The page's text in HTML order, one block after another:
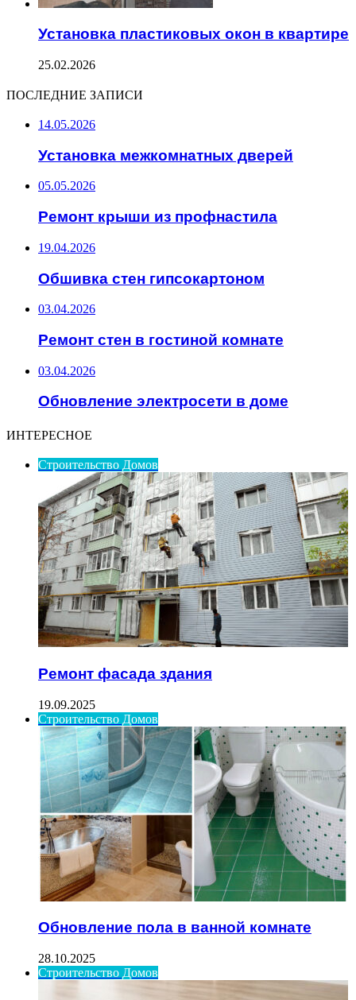
Установка пластиковых окон в квартире
25.02.2026
ПОСЛЕДНИЕ ЗАПИСИ
14.05.2026
Установка межкомнатных дверей
05.05.2026
Ремонт крыши из профнастила
19.04.2026
Обшивка стен гипсокартоном
03.04.2026
Ремонт стен в гостиной комнате
03.04.2026
Обновление электросети в доме
ИНТЕРЕСНОЕ
Строительство Домов
Ремонт фасада здания
19.09.2025
Строительство Домов
Обновление пола в ванной комнате
28.10.2025
Строительство Домов